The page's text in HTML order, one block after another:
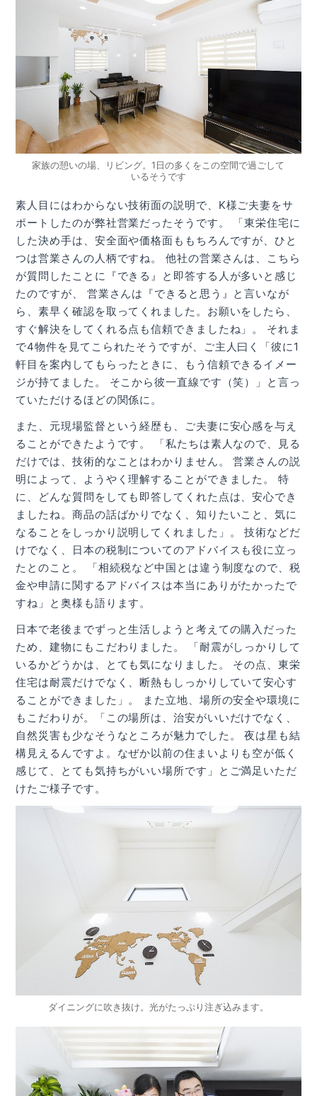
家族の憩いの場、リビング。1日の多くをこの空間で過ごして
いるそうです
素人目にはわからない技術面の説明で、K様ご夫妻をサ
ポートしたのが弊社営業だったそうです。 「東栄住宅に
した決め手は、安全面や価格面ももちろんですが、ひと
つは営業さんの人柄ですね。 他社の営業さんは、こちら
が質問したことに『できる』と即答する人が多いと感じ
たのですが、 営業さんは『できると思う』と言いなが
ら、素早く確認を取ってくれました。お願いをしたら、
すぐ解決をしてくれる点も信頼できましたね」。 それま
で4物件を見てこられたそうですが、ご主人曰く「彼に1
軒目を案内してもらったときに、もう信頼できるイメー
ジが持てました。 そこから彼一直線です（笑）」と言っ
ていただけるほどの関係に。
また、元現場監督という経歴も、ご夫妻に安心感を与え
ることができたようです。 「私たちは素人なので、見る
だけでは、技術的なことはわかりません。 営業さんの説
明によって、ようやく理解することができました。 特
に、どんな質問をしても即答してくれた点は、安心でき
ましたね。商品の話ばかりでなく、知りたいこと、気に
なることをしっかり説明してくれました」。 技術などだ
けでなく、日本の税制についてのアドバイスも役に立っ
たとのこと。 「相続税など中国とは違う制度なので、税
金や申請に関するアドバイスは本当にありがたかったで
すね」と奥様も語ります。
日本で老後までずっと生活しようと考えての購入だった
ため、建物にもこだわりました。 「耐震がしっかりして
いるかどうかは、とても気になりました。 その点、東栄
住宅は耐震だけでなく、断熱もしっかりしていて安心す
ることができました」。 また立地、場所の安全や環境に
もこだわりが。「この場所は、治安がいいだけでなく、
自然災害も少なそうなところが魅力でした。 夜は星も結
構見えるんですよ。なぜか以前の住まいよりも空が低く
感じて、とても気持ちがいい場所です」とご満足いただ
けたご様子です。
ダイニングに吹き抜け。光がたっぷり注ぎ込みます。